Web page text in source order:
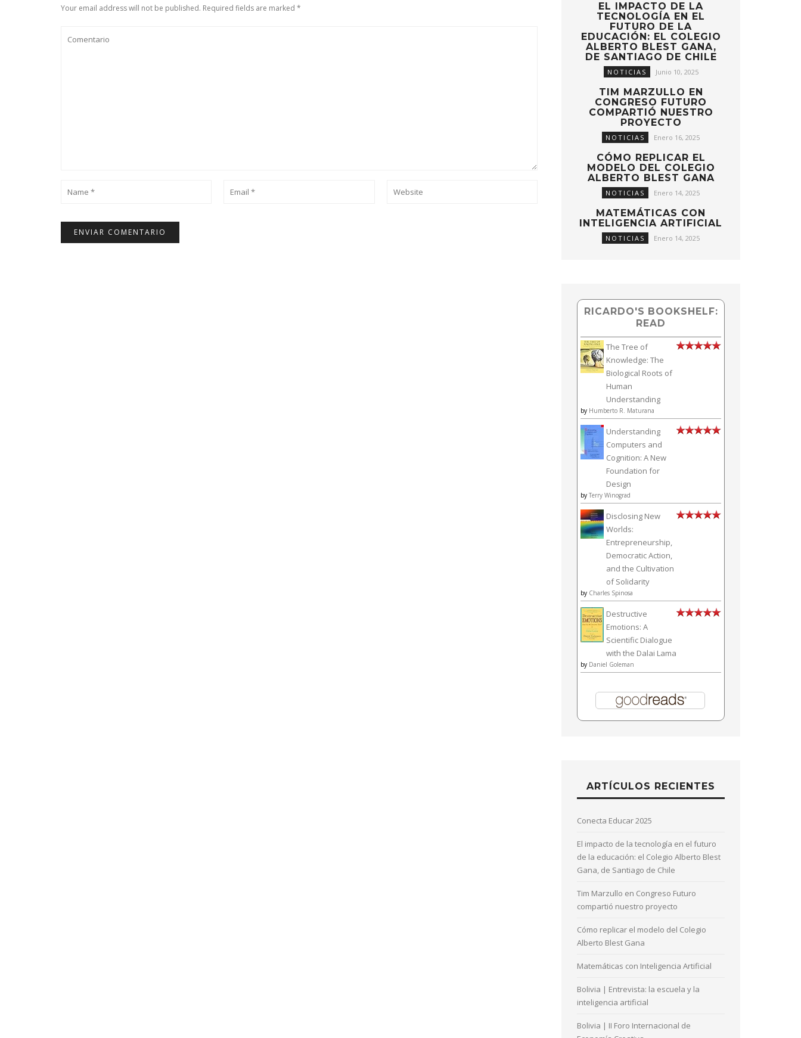
Your email address will not be published. Required fields are marked *
EL IMPACTO DE LA
TECNOLOGÍA EN EL
FUTURO DE LA
EDUCACIÓN: EL COLEGIO
ALBERTO BLEST GANA,
DE SANTIAGO DE CHILE
NOTICIAS Junio 10, 2025
TIM MARZULLO EN
CONGRESO FUTURO
COMPARTIÓ NUESTRO
PROYECTO
NOTICIAS Enero 16, 2025
CÓMO REPLICAR EL
MODELO DEL COLEGIO
ALBERTO BLEST GANA
NOTICIAS Enero 14, 2025
MATEMÁTICAS CON
INTELIGENCIA ARTIFICIAL
NOTICIAS Enero 14, 2025
RICARDO'S BOOKSHELF:
READ
The Tree of
Knowledge: The
Biological Roots of
Human
Understanding
by Humberto R. Maturana
Understanding
Computers and
Cognition: A New
Foundation for
Design
by Terry Winograd
Disclosing New
Worlds:
Entrepreneurship,
Democratic Action,
and the Cultivation
of Solidarity
by Charles Spinosa
Destructive
Emotions: A
Scientific Dialogue
with the Dalai Lama
by Daniel Goleman
ARTÍCULOS RECIENTES
Conecta Educar 2025
El impacto de la tecnología en el futuro
de la educación: el Colegio Alberto Blest
Gana, de Santiago de Chile
Tim Marzullo en Congreso Futuro
compartió nuestro proyecto
Cómo replicar el modelo del Colegio
Alberto Blest Gana
Matemáticas con Inteligencia Artificial
Bolivia | Entrevista: la escuela y la
inteligencia artificial
Bolivia | II Foro Internacional de